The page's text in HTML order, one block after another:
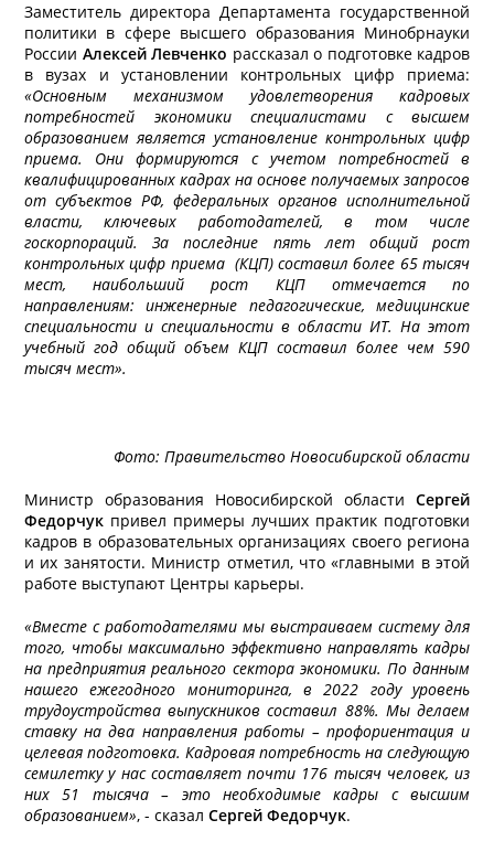
Заместитель директора Департамента государственной
политики в сфере высшего образования Минобрнауки
России Алексей Левченко рассказал о подготовке кадров
в вузах и установлении контрольных цифр приема:
«Основным механизмом удовлетворения кадровых
потребностей экономики специалистами с высшем
образованием является установление контрольных цифр
приема. Они формируются с учетом потребностей в
квалифицированных кадрах на основе получаемых запросов
от субъектов РФ, федеральных органов исполнительной
власти, ключевых работодателей, в том числе
госкорпораций. За последние пять лет общий рост
контрольных цифр приема (КЦП) составил более 65 тысяч
мест, наибольший рост КЦП отмечается по
направлениям: инженерные педагогические, медицинские
специальности и специальности в области ИТ. На этот
учебный год общий объем КЦП составил более чем 590
тысяч мест».
Фото: Правительство Новосибирской области
Министр образования Новосибирской области Сергей
Федорчук привел примеры лучших практик подготовки
кадров в образовательных организациях своего региона
и их занятости. Министр отметил, что «главными в этой
работе выступают Центры карьеры.
«Вместе с работодателями мы выстраиваем систему для
того, чтобы максимально эффективно направлять кадры
на предприятия реального сектора экономики. По данным
нашего ежегодного мониторинга, в 2022 году уровень
трудоустройства выпускников составил 88%. Мы делаем
ставку на два направления работы – профориентация и
целевая подготовка. Кадровая потребность на следующую
семилетку у нас составляет почти 176 тысяч человек, из
них 51 тысяча – это необходимые кадры с высшим
образованием», - сказал Сергей Федорчук.